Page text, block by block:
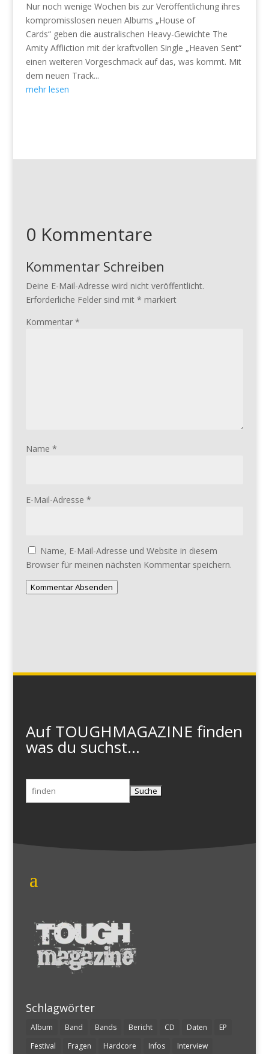
Nur noch wenige Wochen bis zur Veröffentlichung ihres
kompromisslosen neuen Albums „House of
Cards“ geben die australischen Heavy-Gewichte The
Amity Affliction mit der kraftvollen Single „Heaven Sent“
einen weiteren Vorgeschmack auf das, was kommt. Mit
dem neuen Track...
mehr lesen
0 Kommentare
Kommentar Schreiben
Deine E-Mail-Adresse wird nicht veröffentlicht.
Erforderliche Felder sind mit * markiert
Kommentar *
Name *
E-Mail-Adresse *
Name, E-Mail-Adresse und Website in diesem
Browser für meinen nächsten Kommentar speichern.
Kommentar Absenden
Auf TOUGHMAGAZINE finden
was du suchst...
Suchen
Schlagwörter
Album Band Bands Bericht CD Daten
EP
Festival
Fragen Hardcore Infos Interview